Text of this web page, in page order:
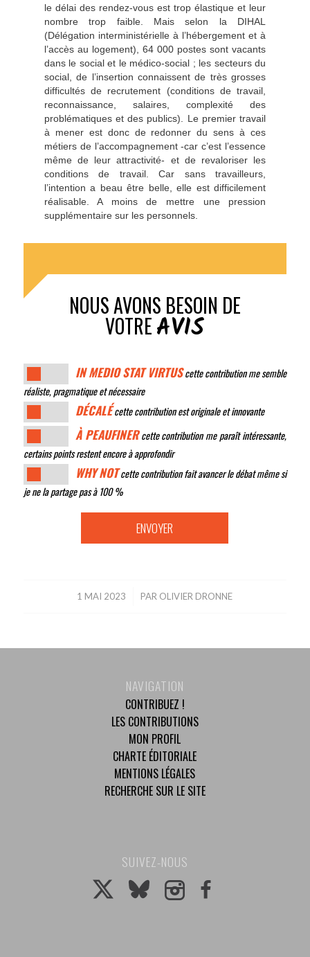
le délai des rendez-vous est trop élastique et leur
nombre trop faible. Mais selon la DIHAL
(Délégation interministérielle à l’hébergement et à
l’accès au logement), 64 000 postes sont vacants
dans le social et le médico-social ; les secteurs du
social, de l’insertion connaissent de très grosses
difficultés de recrutement (conditions de travail,
reconnaissance, salaires, complexité des
problématiques et des publics). Le premier travail
à mener est donc de redonner du sens à ces
métiers de l’accompagnement -car c’est l’essence
même de leur attractivité- et de revaloriser les
conditions de travail. Car sans travailleurs,
l’intention a beau être belle, elle est difficilement
réalisable. A moins de mettre une pression
supplémentaire sur les personnels.
NOUS AVONS BESOIN DE
VOTREAVIS
IN MEDIO STAT VIRTUScette contribution me semble
réaliste, pragmatique et nécessaire
DÉCALÉcette contribution est originale et innovante
À PEAUFINERcette contribution me paraît intéressante,
certains points restent encore à approfondir
WHY NOTcette contribution fait avancer le débat même si
je ne la partage pas à 100 %
1 MAI 2023
/ PAR OLIVIER DRONNE
NAVIGATION
CONTRIBUEZ !
LES CONTRIBUTIONS
MON PROFIL
CHARTE ÉDITORIALE
MENTIONS LÉGALES
RECHERCHE SUR LE SITE
SUIVEZ-NOUS